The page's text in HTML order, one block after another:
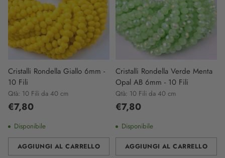
Cristalli Rondella Giallo 6mm -
10 Fili
Qtà: 10 Fili da 40 cm
€7,80
Disponibile
AGGIUNGI AL CARRELLO
Quantità
Cristalli Rondella Verde Menta
Opal AB 6mm - 10 Fili
Qtà: 10 Fili da 40 cm
€7,80
Disponibile
AGGIUNGI AL CARRELLO
Quantità